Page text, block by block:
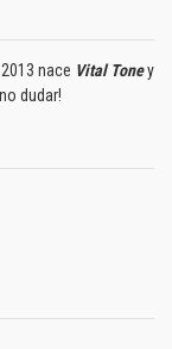
nace Vital Toney
dudar!